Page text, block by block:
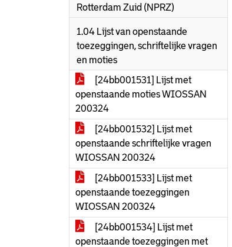
Rotterdam Zuid (NPRZ)
1.04 Lijst van openstaande
toezeggingen, schriftelijke vragen
en moties
[24bb001531] Lijst met
openstaande moties WIOSSAN
200324
[24bb001532] Lijst met
openstaande schriftelijke vragen
WIOSSAN 200324
[24bb001533] Lijst met
openstaande toezeggingen
WIOSSAN 200324
[24bb001534] Lijst met
openstaande toezeggingen met